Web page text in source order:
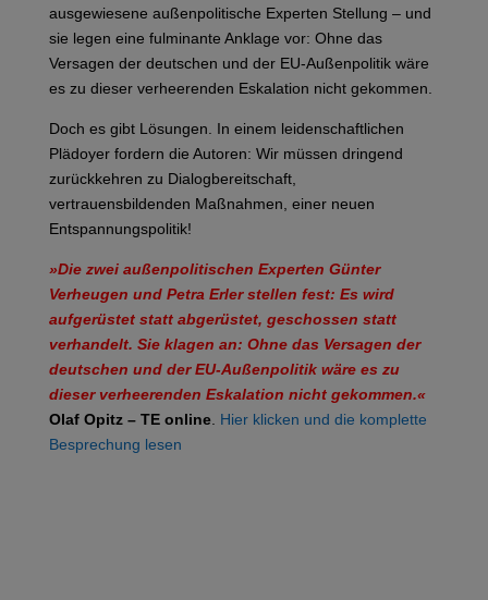
ausgewiesene außenpolitische Experten Stellung – und
sie legen eine fulminante Anklage vor: Ohne das
Versagen der deutschen und der EU-Außenpolitik wäre
es zu dieser verheerenden Eskalation nicht gekommen.
Doch es gibt Lösungen. In einem leidenschaftlichen
Plädoyer fordern die Autoren: Wir müssen dringend
zurückkehren zu Dialogbereitschaft,
vertrauensbildenden Maßnahmen, einer neuen
Entspannungspolitik!
»Die zwei außenpolitischen Experten Günter
Verheugen und Petra Erler stellen fest: Es wird
aufgerüstet statt abgerüstet, geschossen statt
verhandelt. Sie klagen an: Ohne das Versagen der
deutschen und der EU-Außenpolitik wäre es zu
dieser verheerenden Eskalation nicht gekommen.«
Olaf Opitz – TE online. Hier klicken und die komplette
Besprechung lesen